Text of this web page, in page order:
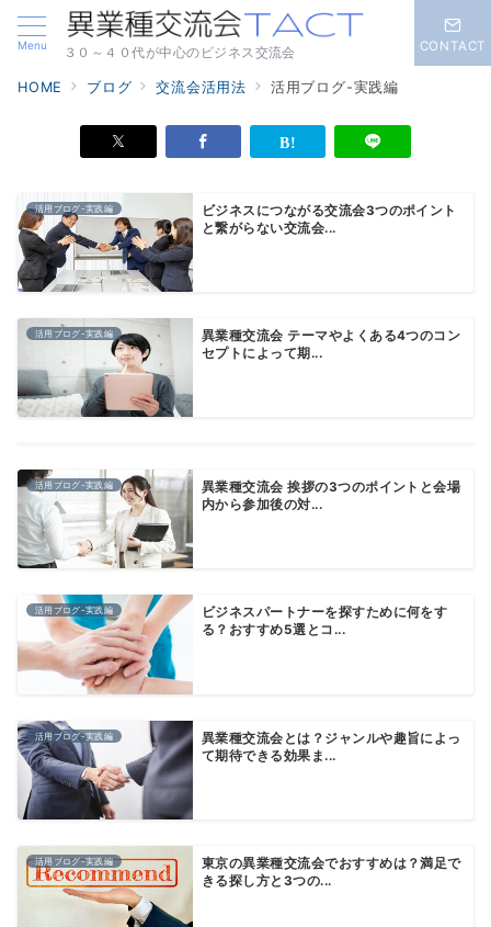
Menu
３０～４０代が中心のビジネス交流会 CONTACT
HOME ブログ 交流会活用法 活用ブログ-実践編
活用ブログ-実践編
ビジネスにつながる交流会3つのポイント
と繋がらない交流会...
活用ブログ-実践編
異業種交流会 テーマやよくある4つのコン
セプトによって期...
活用ブログ-実践編
異業種交流会 挨拶の3つのポイントと会場
内から参加後の対...
活用ブログ-実践編
ビジネスパートナーを探すために何をす
る？おすすめ5選とコ...
活用ブログ-実践編
異業種交流会とは？ジャンルや趣旨によっ
て期待できる効果ま...
活用ブログ-実践編
東京の異業種交流会でおすすめは？満足で
きる探し方と3つの...